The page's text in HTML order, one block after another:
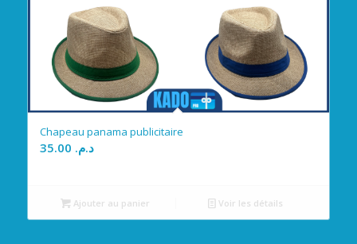
Chapeau panama publicitaire
د.م.
Ajouter au panier Voir les détails